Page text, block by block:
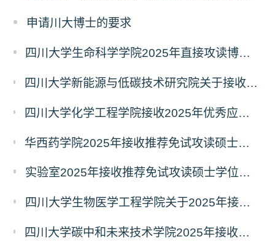
申请川大博士的要求
四川大学生命科学学院2025年直接攻读博士学位研究生预报名通知
四川大学新能源与低碳技术研究院关于接收2025年优秀应届本科毕业生免试攻读研究生（含直博生）的通知
四川大学化学工程学院接收2025年优秀应届本科毕业生免试攻读研究生（含直博生）的通知
华西药学院2025年接收推荐免试攻读硕士学位研究生和直接攻读博士学位研究生的预报名通知
实验室2025年接收推荐免试攻读硕士学位研究生和直接攻读博士学位研究生预报名通知
四川大学生物医学工程学院关于2025年接收推免生（含直博生）的通知
四川大学碳中和未来技术学院2025年接收推荐免试攻读硕士学位研究生和直接攻读博士学位研究生的通知